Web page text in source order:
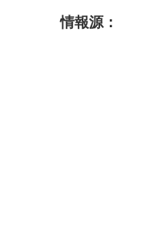
情報源：